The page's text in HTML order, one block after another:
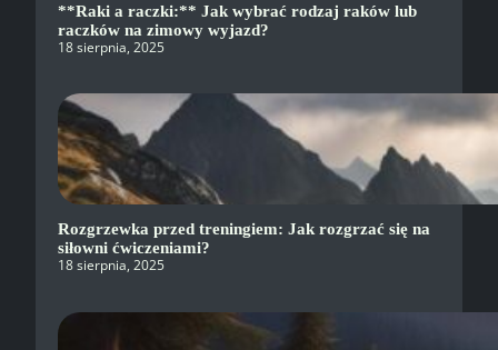
**Raki a raczki:** Jak wybrać rodzaj raków lub
raczków na zimowy wyjazd?
18 sierpnia, 2025
Rozgrzewka przed treningiem: Jak rozgrzać się na
siłowni ćwiczeniami?
18 sierpnia, 2025